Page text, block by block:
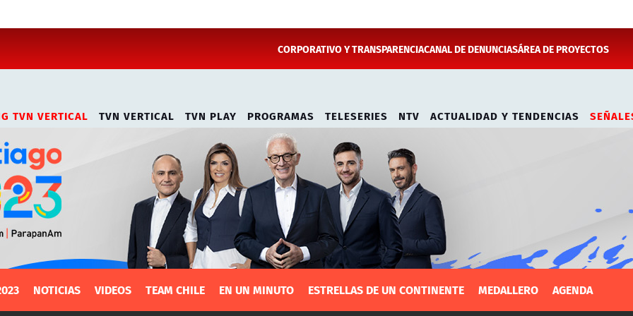
CORPORATIVO Y TRANSPARENCIACANAL DE DENUNCIASÁREA DE PROYECTOS
TVN VERTICAL TVN VERTICAL TVN PLAY PROGRAMAS TELESERIES NTV ACTUALIDAD Y TENDENCIAS
NOTICIAS VIDEOS TEAM CHILE EN UN MINUTO ESTRELLAS DE UN CONTINENTE MEDALLERO AGENDA